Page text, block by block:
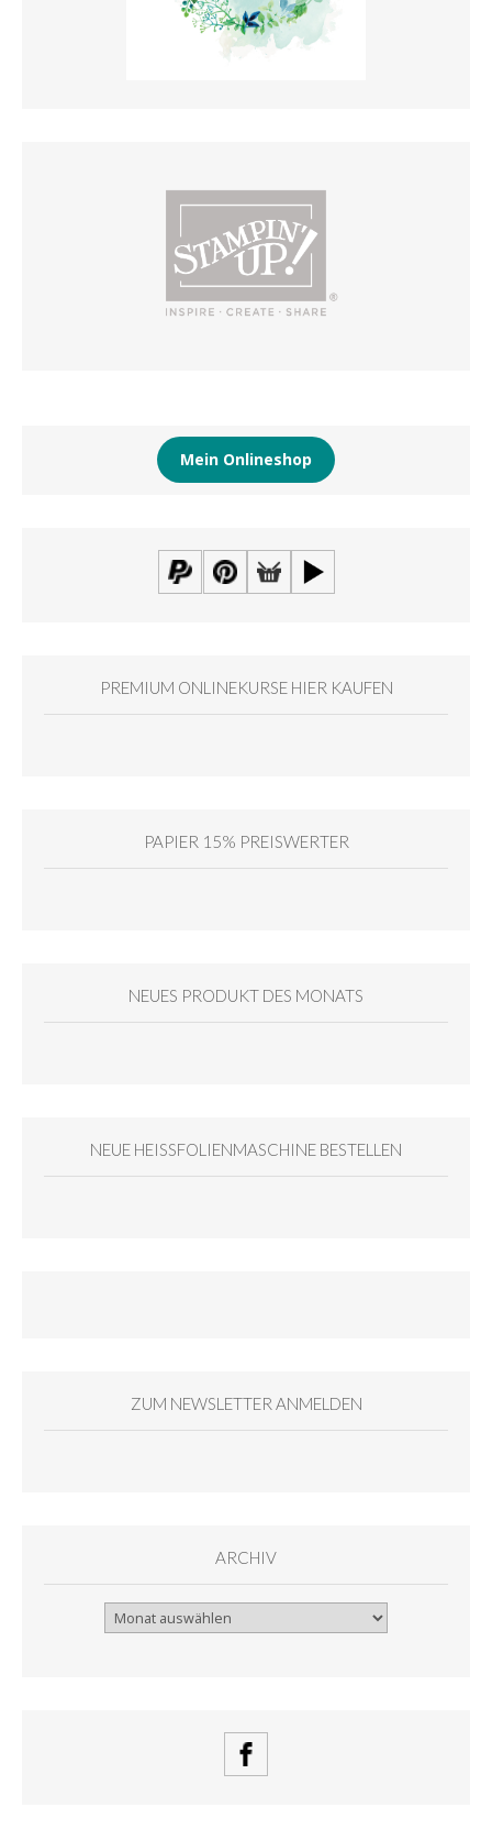
Mein Onlineshop
PREMIUM ONLINEKURSE HIER KAUFEN
PAPIER 15% PREISWERTER
NEUES PRODUKT DES MONATS
NEUE HEISSFOLIENMASCHINE BESTELLEN
ZUM NEWSLETTER ANMELDEN
ARCHIV
Archiv